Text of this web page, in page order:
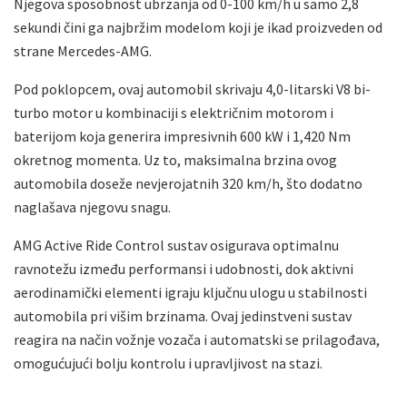
Njegova sposobnost ubrzanja od 0-100 km/h u samo 2,8
sekundi čini ga najbržim modelom koji je ikad proizveden od
strane Mercedes-AMG.
Pod poklopcem, ovaj automobil skrivaju 4,0-litarski V8 bi-
turbo motor u kombinaciji s električnim motorom i
baterijom koja generira impresivnih 600 kW i 1,420 Nm
okretnog momenta. Uz to, maksimalna brzina ovog
automobila doseže nevjerojatnih 320 km/h, što dodatno
naglašava njegovu snagu.
AMG Active Ride Control sustav osigurava optimalnu
ravnotežu između performansi i udobnosti, dok aktivni
aerodinamički elementi igraju ključnu ulogu u stabilnosti
automobila pri višim brzinama. Ovaj jedinstveni sustav
reagira na način vožnje vozača i automatski se prilagođava,
omogućujući bolju kontrolu i upravljivost na stazi.